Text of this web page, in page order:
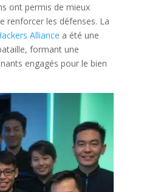
ont permis de mieux
renforcer les défenses. La
Alliance a été une
formant une
engagés pour le bien